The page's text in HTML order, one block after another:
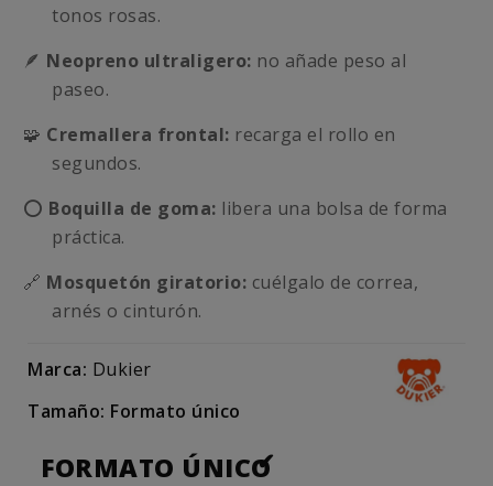
tonos rosas.
🪶 Neopreno ultraligero: no añade peso al
paseo.
🧩 Cremallera frontal: recarga el rollo en
segundos.
⭕ Boquilla de goma: libera una bolsa de forma
práctica.
🔗 Mosquetón giratorio: cuélgalo de correa,
arnés o cinturón.
Marca: Dukier
Tamaño: Formato único
FORMATO ÚNICO